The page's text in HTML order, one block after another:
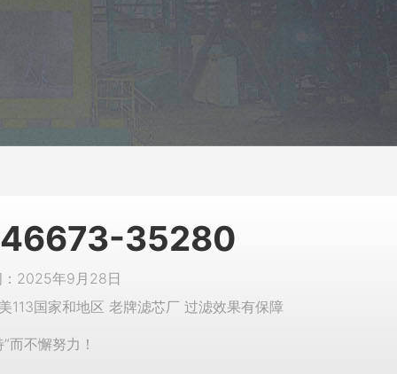
35280
2025年9月28日
113国家和地区 老牌滤芯厂 过滤效果有保障
而不懈努力！